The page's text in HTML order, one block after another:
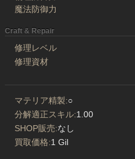
魔法防御力
Craft & Repair
修理レベル
修理資材
マテリア精製:○
分解適正スキル:1.00
SHOP販売:なし
買取価格:1 Gil